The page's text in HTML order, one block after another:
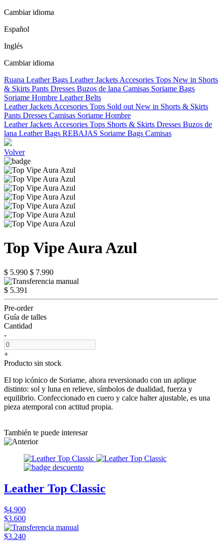
Cambiar idioma
Español
Inglés
Cambiar idioma
Ruana Leather Bags Leather Jackets Accesories Tops New in Shorts
& Skirts Pants Dresses Buzos de lana Camisas Soriame Bags
Soriame Hombre Leather Belts
Leather Jackets Accesories Tops Sold out New in Shorts & Skirts
Pants Dresses Camisas Soriame Hombre
Leather Jackets Accesories Tops Shorts & Skirts Dresses Buzos de
lana Leather Bags REBAJAS Soriame Bags Camisas
Volver
Top Vipe Aura Azul
$ 5.990 $ 7.990
$ 5.391
Pre-order
Guía de talles
Cantidad
-
+
Producto sin stock
El top icónico de Soriame, ahora reversionado con un aplique
distinto: sol y luna en relieve, símbolos de dualidad, fuerza y
equilibrio. Confeccionado en cuero y calce halter ajustable, es una
pieza atemporal con actitud propia.
También te puede interesar
Leather Top Classic
$4.900
$3.600
$3.240